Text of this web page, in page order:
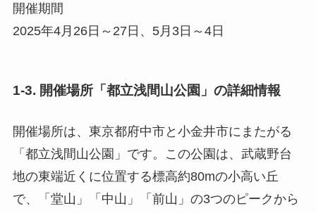
開催期間
2025年4月26日～27日、5月3日～4日
1-3. 開催場所「都立浅間山公園」の詳細情報
開催場所は、東京都府中市と小金井市にまたがる
「都立浅間山公園」です。この公園は、武蔵野台
地の東端近くに位置する標高約80mの小高い丘
で、「堂山」「中山」「前山」の3つのピークから